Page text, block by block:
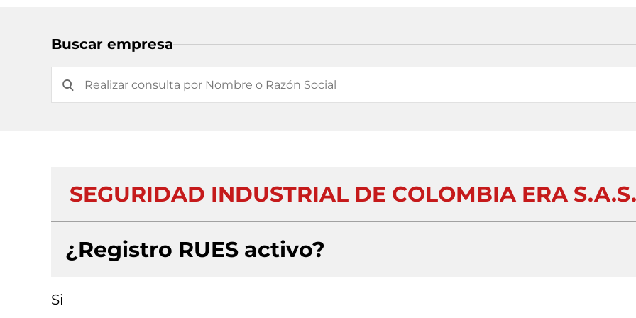
Buscar empresa
SEGURIDAD INDUSTRIAL DE COLOMBIA ERA S.A.S.
¿Registro RUES activo?
Si